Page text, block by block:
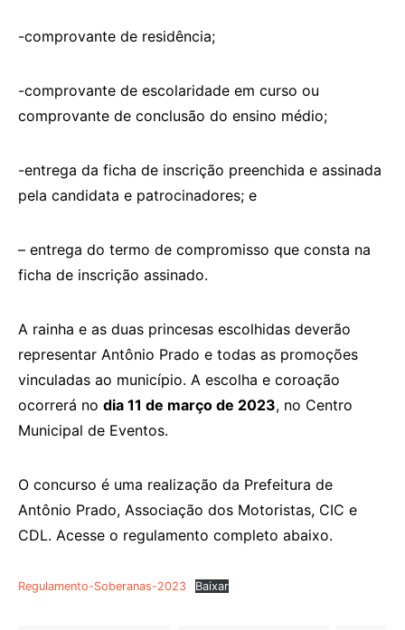
-comprovante de residência;
-comprovante de escolaridade em curso ou
comprovante de conclusão do ensino médio;
-entrega da ficha de inscrição preenchida e assinada
pela candidata e patrocinadores; e
– entrega do termo de compromisso que consta na
ficha de inscrição assinado.
A rainha e as duas princesas escolhidas deverão
representar Antônio Prado e todas as promoções
vinculadas ao município. A escolha e coroação
ocorrerá no dia 11 de março de 2023, no Centro
Municipal de Eventos.
O concurso é uma realização da Prefeitura de
Antônio Prado, Associação dos Motoristas, CIC e
CDL. Acesse o regulamento completo abaixo.
Regulamento-Soberanas-2023 Baixar